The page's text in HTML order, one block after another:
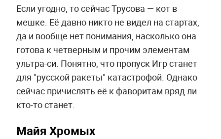
Если угодно, то сейчас Трусова — кот в
мешке. Её давно никто не видел на стартах,
да и вообще нет понимания, насколько она
готова к четверным и прочим элементам
ультра-си. Понятно, что пропуск Игр станет
для "русской ракеты" катастрофой. Однако
сейчас причислять её к фаворитам вряд ли
кто-то станет.
Майя Хромых